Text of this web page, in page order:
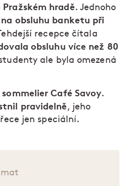
hradě. Jednoho
obsluhu banketu při
recepce čítala
obsluhu více než 80
ale byla omezená
Café Savoy.
pravidelně , jeho
jen speciální.